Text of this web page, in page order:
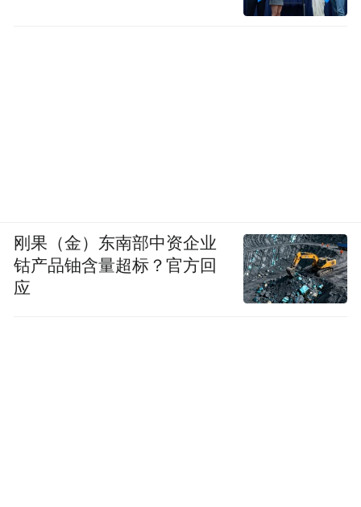
刚果（金）东南部中资企业
钴产品铀含量超标？官方回
应